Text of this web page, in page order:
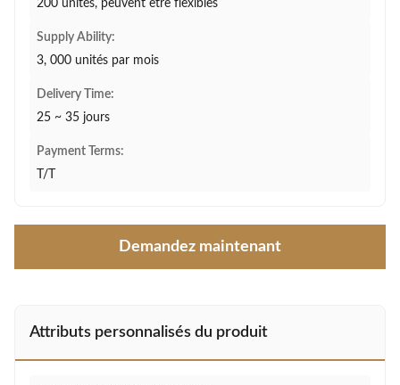
200 unités, peuvent être flexibles
Supply Ability:
3, 000 unités par mois
Delivery Time:
25 ~ 35 jours
Payment Terms:
T/T
Demandez maintenant
Attributs personnalisés du produit